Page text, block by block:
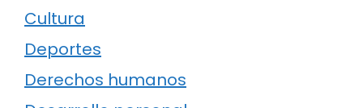
Cultura
Deportes
Derechos humanos